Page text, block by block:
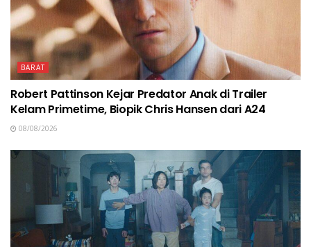
BARAT
Robert Pattinson Kejar Predator Anak di Trailer
Kelam Primetime, Biopik Chris Hansen dari A24
08/08/2026